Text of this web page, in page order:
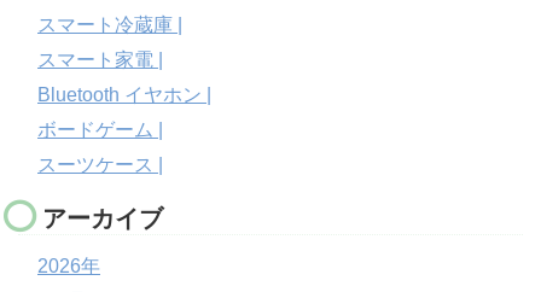
スマート冷蔵庫 |
スマート家電 |
Bluetooth イヤホン |
ボードゲーム |
スーツケース |
アーカイブ
2026年